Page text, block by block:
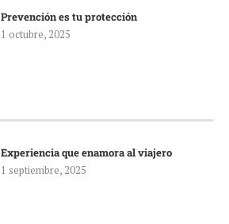
Prevención es tu protección
1 octubre, 2025
Experiencia que enamora al viajero
1 septiembre, 2025